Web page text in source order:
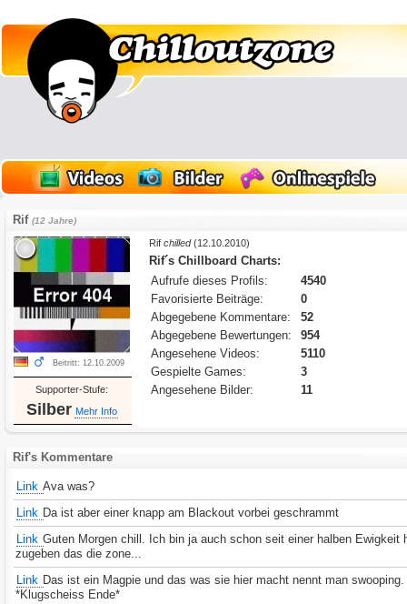
Rif(12 Jahre)
Beitritt: 12.10.2009
Supporter-Stufe:
Silber Mehr Info
Rifchilled(12.10.2010)
Rif´s Chillboard Charts:
Aufrufe dieses Profils:
4540
Favorisierte Beiträge:
0
Abgegebene Kommentare:
52
Abgegebene Bewertungen:
954
Angesehene Videos:
5110
Gespielte Games:
3
Angesehene Bilder:
11
Rif's Kommentare
Link Ava was?
Link Da ist aber einer knapp am Blackout vorbei geschrammt
Link Guten Morgen chill. Ich bin ja auch schon seit einer halben Ewigkeit
zugeben das die zone...
Link Das ist ein Magpie und das was sie hier macht nennt man swooping.
*Klugscheiss Ende*